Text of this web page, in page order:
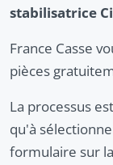
stabilisatrice
France Casse
pièces
La processus
qu'à
formulaire sur